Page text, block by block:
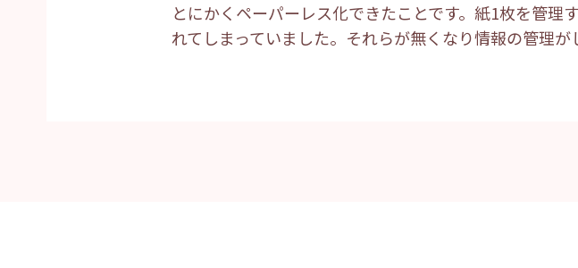
とにかくペーパーレス化できたことです。紙1枚を管
れてしまっていました。それらが無くなり情報の管理